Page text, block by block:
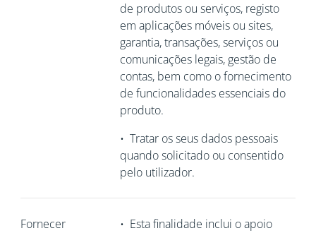
de produtos ou serviços, registo
em aplicações móveis ou sites,
garantia, transações, serviços ou
comunicações legais, gestão de
contas, bem como o fornecimento
de funcionalidades essenciais do
produto.
• Tratar os seus dados pessoais
quando solicitado ou consentido
pelo utilizador.
Fornecer
• Esta finalidade inclui o apoio